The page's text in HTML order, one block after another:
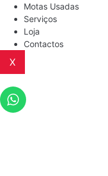
Motas Usadas
Serviços
Loja
Contactos
X